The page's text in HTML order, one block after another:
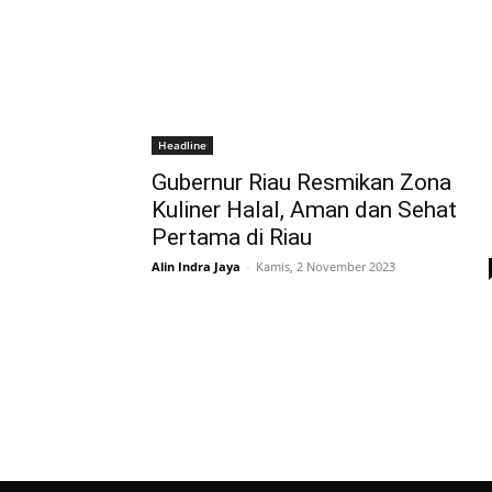
Headline
Gubernur Riau Resmikan Zona
Kuliner Halal, Aman dan Sehat
Pertama di Riau
Alin Indra Jaya - Kamis, 2 November 2023